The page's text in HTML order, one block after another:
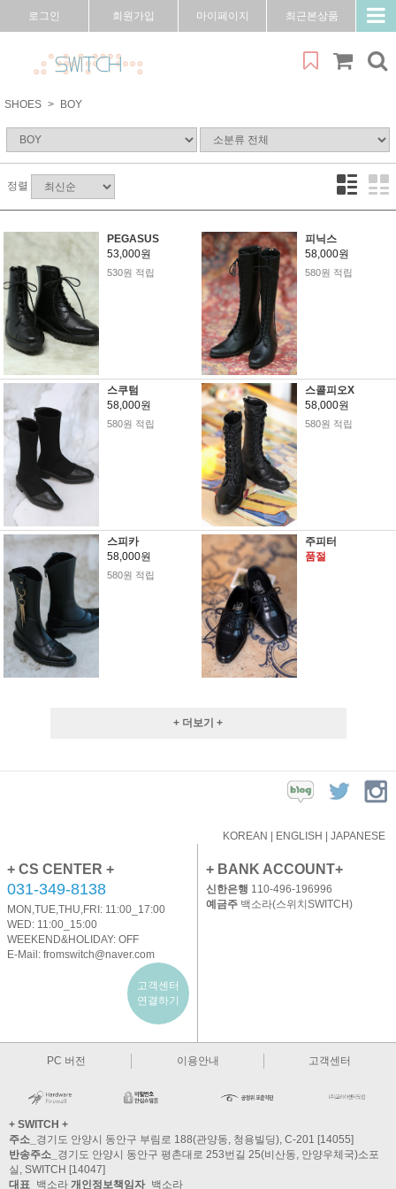
로그인 회원가입 마이페이지 최근본상품
SHOES BOY
정렬
PEGASUS
53,000원
530원 적립
피닉스
58,000원
580원 적립
스쿠텀
58,000원
580원 적립
스콜피오X
58,000원
580원 적립
스피카
58,000원
580원 적립
주피터
품절
+ 더보기 +
KOREAN ENGLISH JAPANESE
+ CS CENTER +
031-349-8138
MON,TUE,THU,FRI: 11:00_17:00
WED: 11:00_15:00
WEEKEND&HOLIDAY: OFF
E-Mail: fromswitch@naver.com
고객센터
연결하기
+ BANK ACCOUNT+
신한은행 110-496-196996
예금주백소라(스위치SWITCH)
PC 버전 이용안내 고객센터
+ SWITCH +
주소_ 경기도 안양시 동안구 부림로 188(관양동, 청용빌딩), C-201 [14055]
반송주소_ 경기도 안양시 동안구 평촌대로 253번길 25(비산동, 안양우체국)소포
실, SWITCH [14047]
대표_ 백소라 개인정보책임자_ 백소라